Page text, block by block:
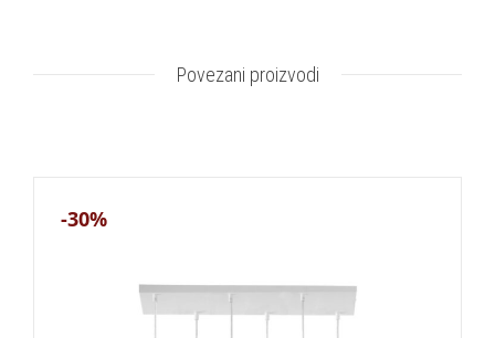
Povezani proizvodi
-30%